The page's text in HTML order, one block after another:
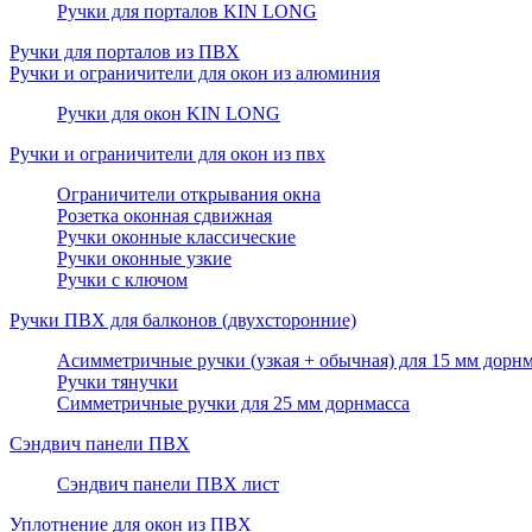
Ручки для порталов KIN LONG
Ручки для порталов из ПВХ
Ручки и ограничители для окон из алюминия
Ручки для окон KIN LONG
Ручки и ограничители для окон из пвх
Ограничители открывания окна
Розетка оконная сдвижная
Ручки оконные классические
Ручки оконные узкие
Ручки с ключом
Ручки ПВХ для балконов (двухсторонние)
Асимметричные ручки (узкая + обычная) для 15 мм
Ручки тянучки
Симметричные ручки для 25 мм дорнмасса
Сэндвич панели ПВХ
Сэндвич панели ПВХ лист
Уплотнение для окон из ПВХ